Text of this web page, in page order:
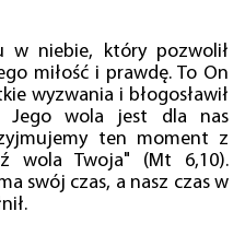
w niebie, który pozwolił
miłość i prawdę. To On
wyzwania i błogosławił
Jego wola jest dla nas
ten moment z
wola Twoja" (Mt 6,10).
swój czas, a nasz czas w